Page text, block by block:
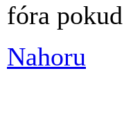
fóra
Nahoru